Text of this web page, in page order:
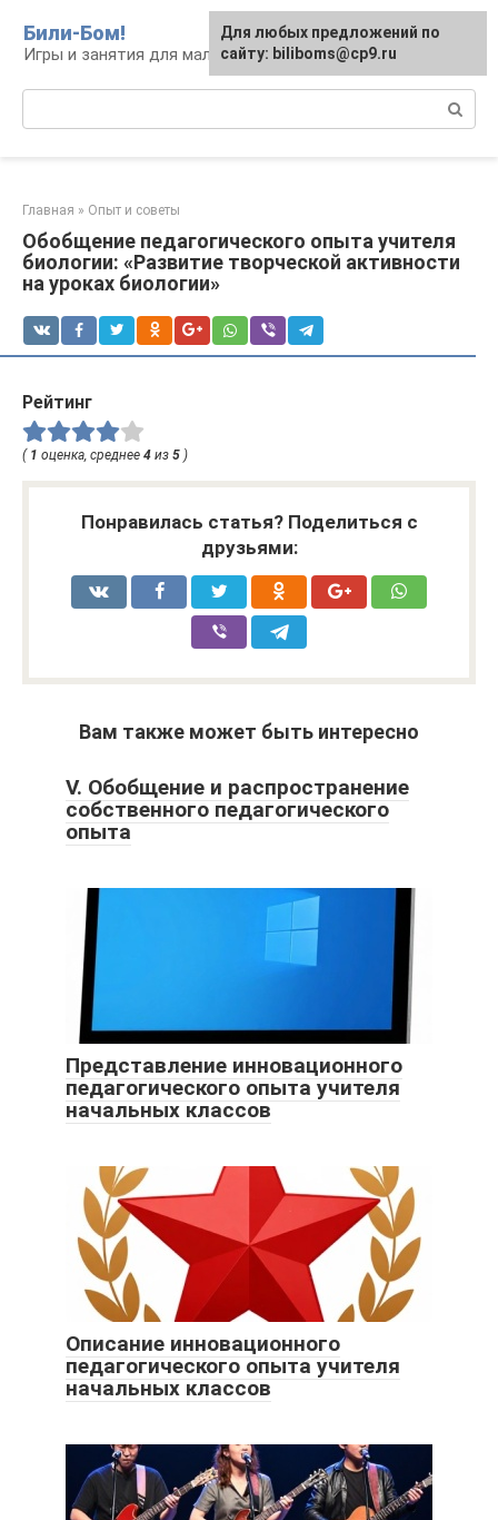
контенту
Били-Бом!
Игры и занятия для малышей и школьников
Главная » Опыт и советы
Обобщение педагогического опыта учителя
биологии: «Развитие творческой активности
на уроках биологии»
Рейтинг
( 1 оценка, среднее 4 из 5 )
Понравилась статья? Поделиться с
друзьями:
Вам также может быть интересно
V. Обобщение и распространение
собственного педагогического
опыта
Представление инновационного
педагогического опыта учителя
начальных классов
Описание инновационного
педагогического опыта учителя
начальных классов
Для любых предложений по
сайту: biliboms@cp9.ru